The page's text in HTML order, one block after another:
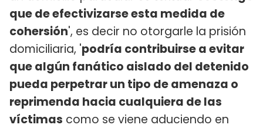
que de efectivizarse esta medida de
cohersión', es decir no otorgarle la prisión
domiciliaria, 'podría contribuirse a evitar
que algún fanático aislado del detenido
pueda perpetrar un tipo de amenaza o
reprimenda hacia cualquiera de las
víctimas como se viene aduciendo en